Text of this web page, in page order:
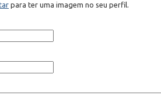
para ter uma imagem no seu perfil.